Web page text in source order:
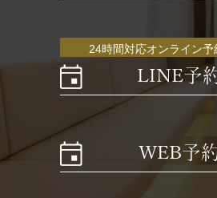
24時間対応オンライン予
LINE予
WEB予